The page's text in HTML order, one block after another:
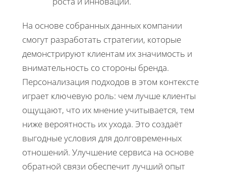
На основе собранных данных компании
смогут разработать стратегии, которые
демонстрируют клиентам их значимость и
внимательность со стороны бренда.
Персонализация подходов в этом контексте
играет ключевую роль: чем лучше клиенты
ощущают, что их мнение учитывается, тем
ниже вероятность их ухода. Это создаёт
выгодные условия для долговременных
отношений. Улучшение сервиса на основе
обратной связи обеспечит лучший опыт